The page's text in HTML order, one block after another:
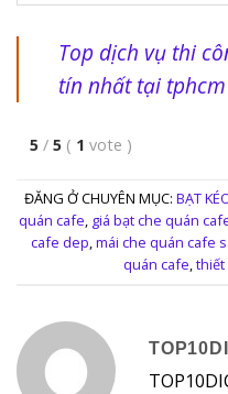
Top dịch vụ thi
tín nhất tại tphcm
5 / 5 ( 1 vote )
ĐĂNG Ở CHUYÊN MỤC: BẠT
quán cafe, giá bạt che quán
cafe dep,mái che quán cafe
quán cafe,thiết